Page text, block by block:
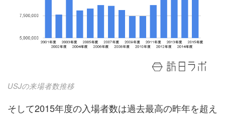
USJの来場者数推移
そして2015年度の入場者数は過去最高の昨年を超え